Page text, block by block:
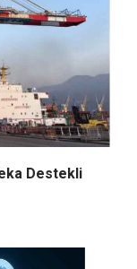
Destekli